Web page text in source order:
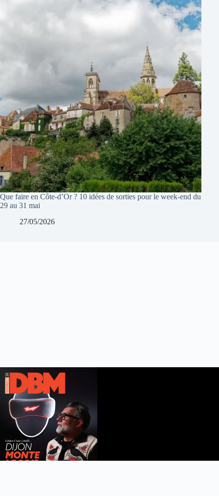
Que faire en Côte-d’Or ? 10 idées de sorties pour le week-end du
29 au 31 mai
27/05/2026